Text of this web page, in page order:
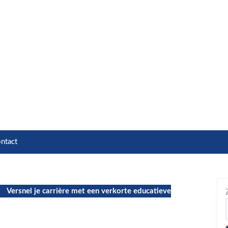
Versnel je carrière met een verkorte educatieve